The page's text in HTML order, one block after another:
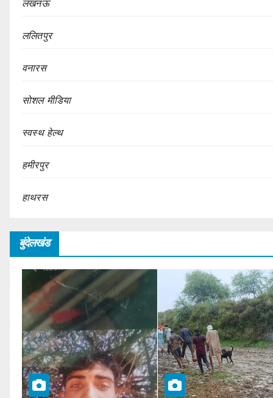
लखनऊ
ललितपुर
वनारस
सोशल मीडिया
स्वस्थ हेल्थ
हमीरपुर
हाथरस
बुंदेलखंड